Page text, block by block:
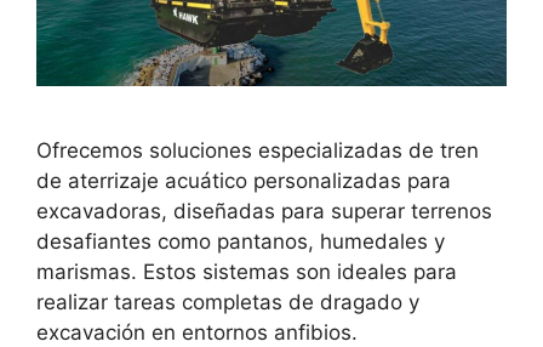
Ofrecemos soluciones especializadas de tren
de aterrizaje acuático personalizadas para
excavadoras, diseñadas para superar terrenos
desafiantes como pantanos, humedales y
marismas. Estos sistemas son ideales para
realizar tareas completas de dragado y
excavación en entornos anfibios.